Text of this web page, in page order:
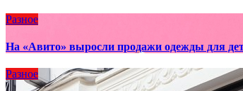
Разное
На «Авито» выросли продажи одежды для
Разное